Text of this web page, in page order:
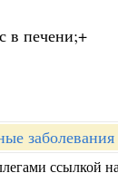
в печени;+
ссылкой